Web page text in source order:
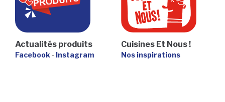
Actualités produits
Facebook - Instagram
Cuisines Et Nous !
Nos inspirations